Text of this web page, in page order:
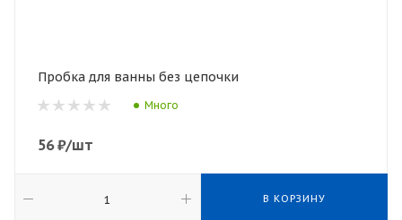
Пробка для ванны без цепочки
Много
56₽/шт
В КОРЗИНУ